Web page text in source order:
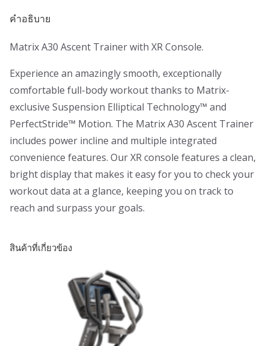
คำอธิบาย
Matrix A30 Ascent Trainer with XR Console.
Experience an amazingly smooth, exceptionally
comfortable full-body workout thanks to Matrix-
exclusive Suspension Elliptical Technology™ and
PerfectStride™ Motion. The Matrix A30 Ascent Trainer
includes power incline and multiple integrated
convenience features. Our XR console features a clean,
bright display that makes it easy for you to check your
workout data at a glance, keeping you on track to
reach and surpass your goals.
สินค้าที่เกี่ยวข้อง